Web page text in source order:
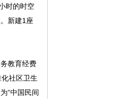
时的时空
新建1座
教育经费
社区卫生
“中国民间